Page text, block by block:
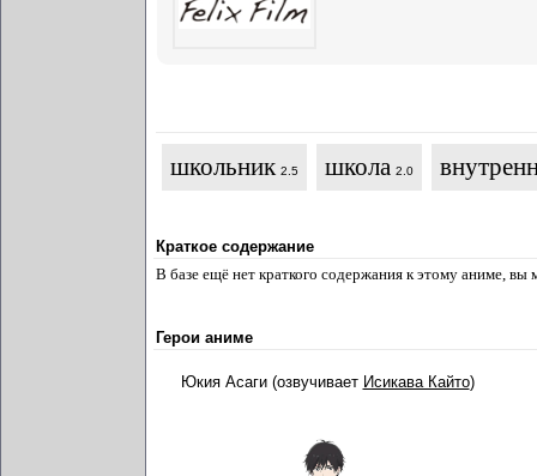
школьник 2.5 школа 2.0
Краткое содержание
В базе ещё нет краткого содержания к этому аниме, вы
Герои аниме
Юкия Асаги (озвучивает Исикава Кайто)